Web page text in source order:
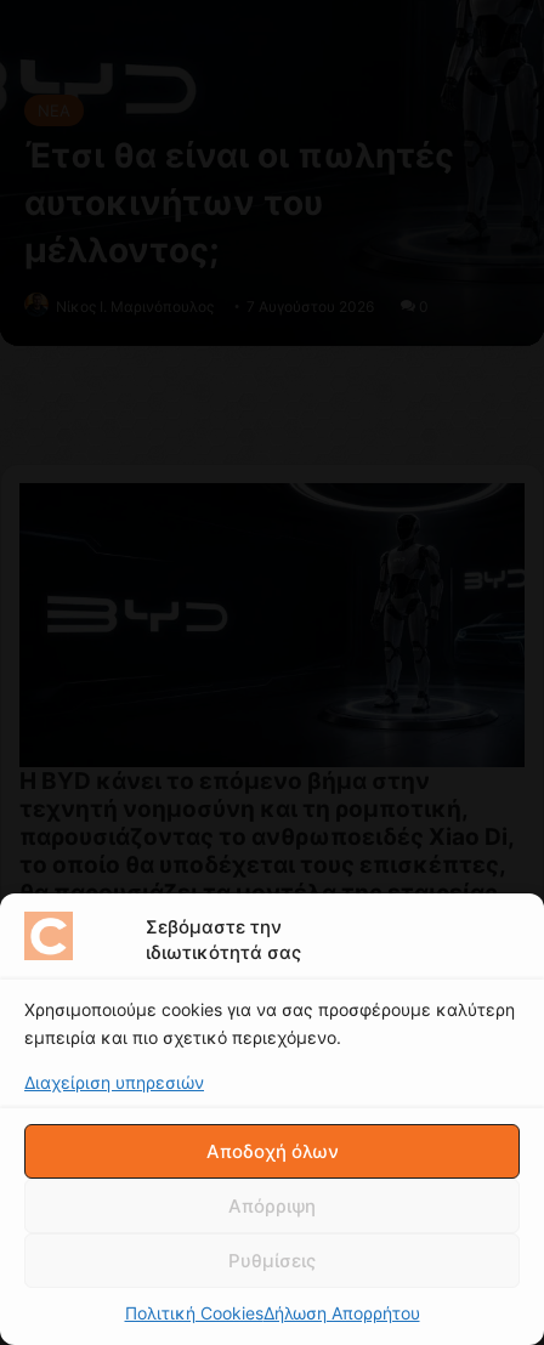
Σεβόμαστε την
ιδιωτικότητά σας
Χρησιμοποιούμε cookies για να σας προσφέρουμε καλύτερη
εμπειρία και πιο σχετικό περιεχόμενο.
Διαχείριση υπηρεσιών
Αποδοχή όλων
Απόρριψη
Ρυθμίσεις
Πολιτική CookiesΔήλωση Απορρήτου